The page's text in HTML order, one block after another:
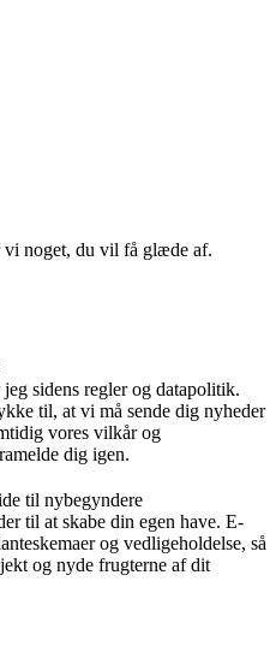
vi noget, du vil få glæde af.
sidens regler og datapolitik.
til, at vi må sende dig nyheder
vores vilkår og
dig igen.
til nybegyndere
til at skabe din egen have. E-
og vedligeholdelse, så
og nyde frugterne af dit